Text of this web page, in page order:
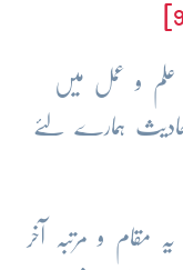
و عمل میں
ہمارے لئے
مقام و مرتبہ آخر